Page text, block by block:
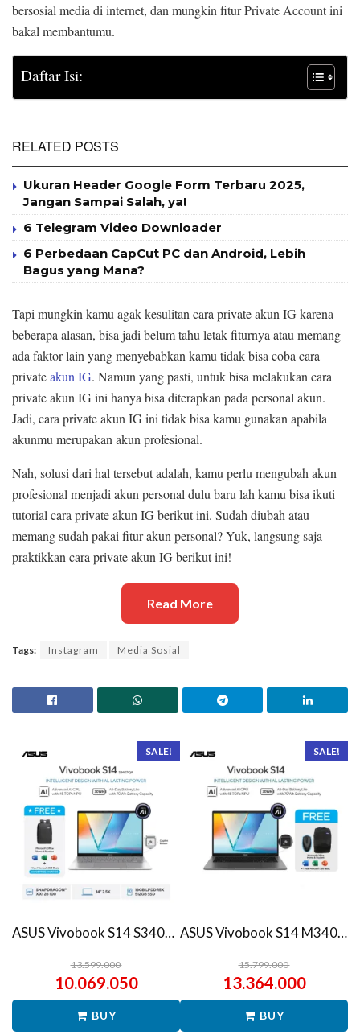
bersosial media di internet, dan mungkin fitur Private Account ini
bakal membantumu.
Daftar Isi:
RELATED POSTS
Ukuran Header Google Form Terbaru 2025,
Jangan Sampai Salah, ya!
6 Telegram Video Downloader
6 Perbedaan CapCut PC dan Android, Lebih
Bagus yang Mana?
Tapi mungkin kamu agak kesulitan cara private akun IG karena
beberapa alasan, bisa jadi belum tahu letak fiturnya atau memang
ada faktor lain yang menyebabkan kamu tidak bisa coba cara
privateakun IG. Namun yang pasti, untuk bisa melakukan cara
private akun IG ini hanya bisa diterapkan pada personal akun.
Jadi, cara private akun IG ini tidak bisa kamu gunakan apabila
akunmu merupakan akun profesional.
Nah, solusi dari hal tersebut adalah, kamu perlu mengubah akun
profesional menjadi akun personal dulu baru lah kamu bisa ikuti
tutorial cara private akun IG berikut ini. Sudah diubah atau
memang sudah pakai fitur akun personal? Yuk, langsung saja
praktikkan cara private akun IG berikut ini!
Read More
Tags: Instagram Media Sosial
SALE!
ASUS Vivobook S14 S3407QA – IPSP151M – Matte Gray
13.599.000
10.069.050
BUY
SALE!
ASUS Vivobook S14 M3407HA Ryzen 7 260 1TB SSD 16GB WUXGA IPS Win11+OHS
15.799.000
13.364.000
BUY